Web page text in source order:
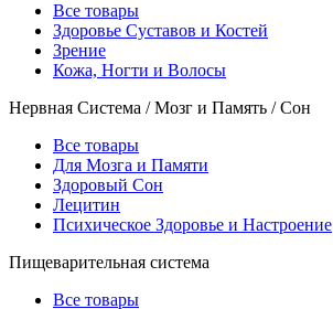
Все товары
Здоровье Суставов и Костей
Зрение
Кожа, Ногти и Волосы
Нервная Система / Мозг и Память / Сон
Все товары
Для Мозга и Памяти
Здоровый Сон
Лецитин
Психическое Здоровье и Настроение
Пищеварительная система
Все товары